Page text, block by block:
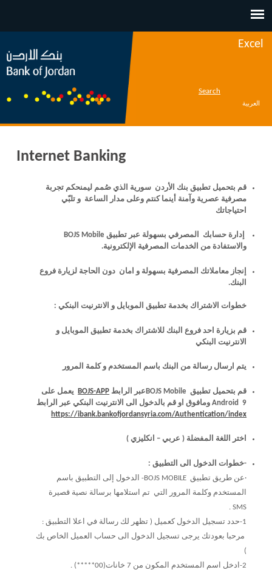
Excel
Search
العربية
Internet Banking
قم بتحميل تطبيق بنك الأردن سورية الذي صُمم ليمنحكم تجربة
مصرفية عصرية وآمنة أينما كنتم وعلى مدار الساعة و تلبّي
احتياجاتك
والاستفادة من الخدمات المصرفية الإلكترونية.
إنجاز معاملاتك المصرفية بسهولة و امان دون الحاجة لزيارة فروع
البنك.
خطوات الاشتراك بخدمة تطبيق الموبايل و الانترنيت البنكي :
قم بزيارة احد فروع البنك للاشتراك بخدمة تطبيق الموبايل و
الانترنيت البنكي
يتم ارسال رسالة من البنك باسم المستخدم و كلمة المرور
قم بتحميل تطبيق BOJS Mobileعبر الرابط BOJS-APP
يعمل على
Android 9 ومافوق او قم بالدخول الى الانترنيت البنكي عبر الرابط
https://ibank.bankofjordansyria.com/Authentication/index
اختر اللغة المفضلة ( عربي – انكليزي )
-خطوات الدخول الى التطبيق :
·عن طريق تطبيق BOJS MOBILE- الدخول إلى التطبيق باسم
المستخدم وكلمة المرور التي تم استلامها برسالة نصية قصيرة
SMS .
1-حدد تسجيل الدخول كعميل ( تظهر لك رسالة في اعلا التطبيق :
مرحبا بعودتك يرجى تسجيل الدخول الى حساب العميل الخاص بك
)
2-ادخل اسم المستخدم المكون من 7 خانات(00*****) .